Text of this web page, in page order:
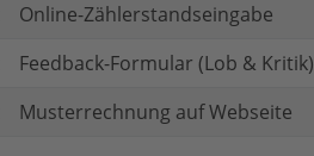
Online-Zählerstandseingabe
Feedback-Formular (Lob & Kritik)
Musterrechnung auf Webseite